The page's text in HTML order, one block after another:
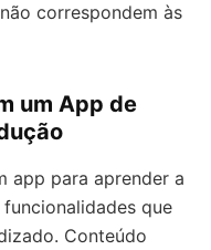
correspondem às
um App de
app para aprender a
que
Conteúdo